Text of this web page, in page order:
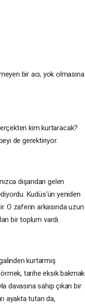
bir acı, yok olmasına
kim kurtaracak?
de gerektiriyor.
dışarıdan gelen
Kudüs'ün yeniden
O zaferin arkasında uzun
bir toplum vardı.
kurtarmış
tarihe eksik bakmak
davasına sahip çıkan bir
ayakta tutan da,